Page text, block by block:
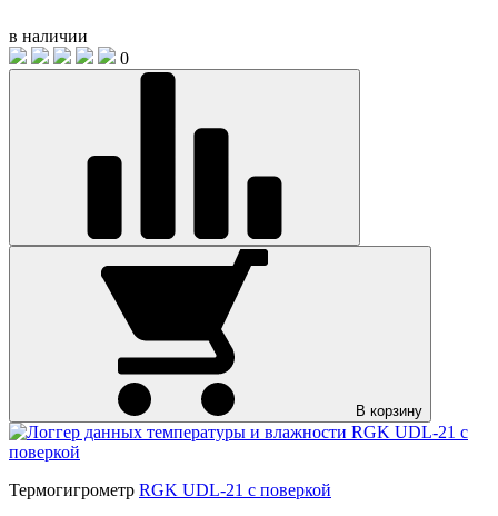
в наличии
0
В корзину
Термогигрометр RGK UDL-21 с поверкой